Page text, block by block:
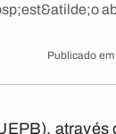
Publicado